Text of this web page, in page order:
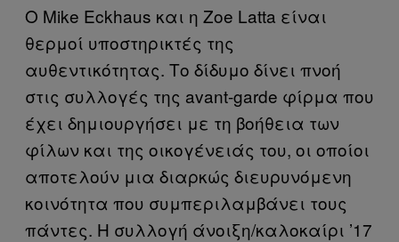
Ο Mike Eckhaus και η Zoe Latta είναι
θερμοί υποστηρικτές της
αυθεντικότητας. Το δίδυμο δίνει πνοή
στις συλλογές της avant-garde φίρμα που
έχει δημιουργήσει με τη βοήθεια των
φίλων και της οικογένειάς του, οι οποίοι
αποτελούν μια διαρκώς διευρυνόμενη
κοινότητα που συμπεριλαμβάνει τους
πάντες. Η συλλογή άνοιξη/καλοκαίρι ’17